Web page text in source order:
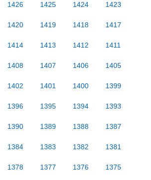
1426 1425 1424 1423
1420 1419 1418 1417
1414 1413 1412 1411
1408 1407 1406 1405
1402 1401 1400 1399
1396 1395 1394 1393
1390 1389 1388 1387
1384 1383 1382 1381
1378 1377 1376 1375